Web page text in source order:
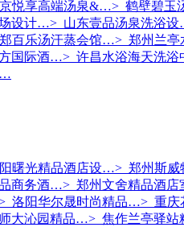
悦享高端汤泉&…> 鹤壁碧玉
设计…> 山东壹品汤泉洗浴
百乐汤汗蒸会馆…> 郑州兰
国际酒…> 许昌水浴海天洗
…
曙光精品酒店设…> 郑州斯
商务酒…> 郑州文舍精品酒
洛阳华尔晟时尚精品…> 重庆
大沁园精品…> 焦作兰亭驿